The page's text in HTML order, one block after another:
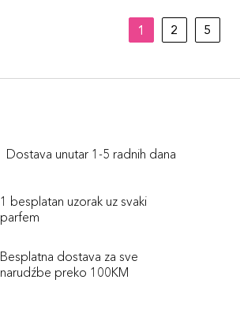
1 2 5
Dostava unutar 1-5 radnih dana
1 besplatan uzorak uz svaki
parfem
Besplatna dostava za sve
narudźbe preko 100KM